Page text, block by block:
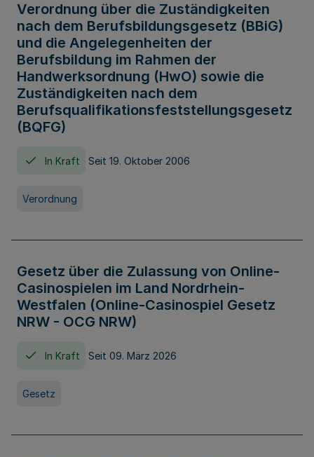
Verordnung über die Zuständigkeiten
nach dem Berufsbildungsgesetz (BBiG)
und die Angelegenheiten der
Berufsbildung im Rahmen der
Handwerksordnung (HwO) sowie die
Zuständigkeiten nach dem
Berufsqualifikationsfeststellungsgesetz
(BQFG)
In Kraft Seit 19. Oktober 2006
Verordnung
Gesetz über die Zulassung von Online-
Casinospielen im Land Nordrhein-
Westfalen (Online-Casinospiel Gesetz
NRW - OCG NRW)
In Kraft Seit 09. März 2026
Gesetz